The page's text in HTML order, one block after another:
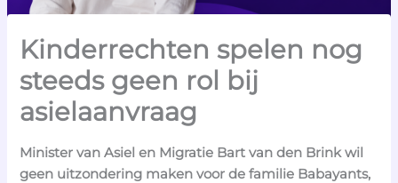
Kinderrechten spelen nog
steeds geen rol bij
asielaanvraag
Minister van Asiel en Migratie Bart van den Brink wil
geen uitzondering maken voor de familie Babayants,